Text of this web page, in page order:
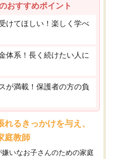
おすすめポイント
けてほしい！楽しく学べ
体系！長く続けたい人に
が満載！保護者の方の負
るきっかけを与え、
庭教師
いなお子さんのための家庭